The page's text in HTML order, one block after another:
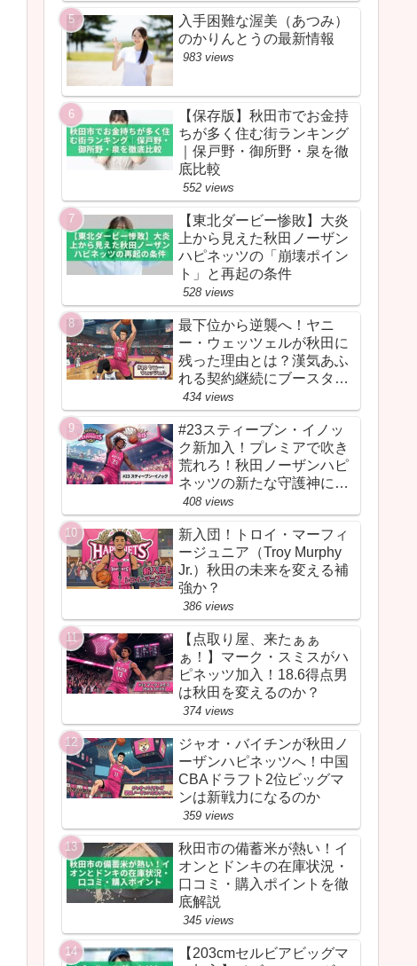
入手困難な渥美（あつみ）
のかりんとうの最新情報
983 views
【保存版】秋田市でお金持
ちが多く住む街ランキング
｜保戸野・御所野・泉を徹
底比較
552 views
【東北ダービー惨敗】大炎
上から見えた秋田ノーザン
ハピネッツの「崩壊ポイン
ト」と再起の条件
528 views
最下位から逆襲へ！ヤニ
ー・ウェッツェルが秋田に
残った理由とは？漢気あふ
れる契約継続にブースター
が胸を熱くしたワケ
434 views
#23スティーブン・イノッ
ク新加入！プレミアで吹き
荒れろ！秋田ノーザンハピ
ネッツの新たな守護神にな
るか
408 views
新入団！トロイ・マーフィ
ージュニア（Troy Murphy
Jr.）秋田の未来を変える補
強か？
386 views
【点取り屋、来たぁぁ
ぁ！】マーク・スミスがハ
ピネッツ加入！18.6得点男
は秋田を変えるのか？
374 views
ジャオ・バイチンが秋田ノ
ーザンハピネッツへ！中国
CBAドラフト2位ビッグマ
ンは新戦力になるのか
359 views
秋田市の備蓄米が熱い！イ
オンとドンキの在庫状況・
口コミ・購入ポイントを徹
底解説
345 views
【203cmセルビアビッグマ